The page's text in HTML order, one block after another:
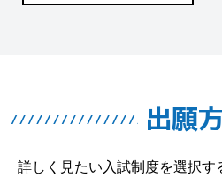
出願
詳しく見たい入試制度を選択す